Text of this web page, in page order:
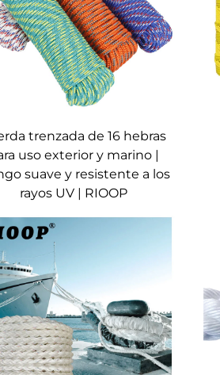
trenzada de 16 hebras
uso exterior y marino |
suave y resistente a los
rayos UV | RIOOP